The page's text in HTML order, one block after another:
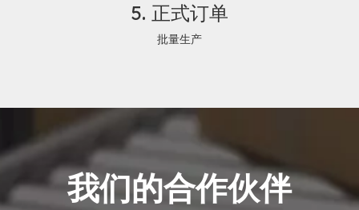
5. 正式订单
批量生产
我们的合作伙伴